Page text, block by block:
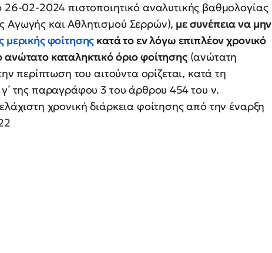
02-2024 πιστοποιητικό αναλυτικής βαθμολογίας
Αγωγής και Αθλητισμού Σερρών), με συνέπεια να μην
μερικής φοίτησης κατά το εν λόγω επιπλέον χρονικό
καταληκτικό όριο φοίτησης(ανώτατη
περίπτωση του αιτούντα ορίζεται, κατά τη
γ΄ της παραγράφου 3 του άρθρου 454 του ν.
χρονική διάρκεια φοίτησης από την έναρξη